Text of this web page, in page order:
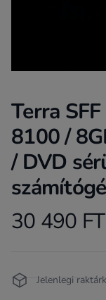
Terra
8100 /
/ DVD
Product information
30 490 FT
Jelenlegi